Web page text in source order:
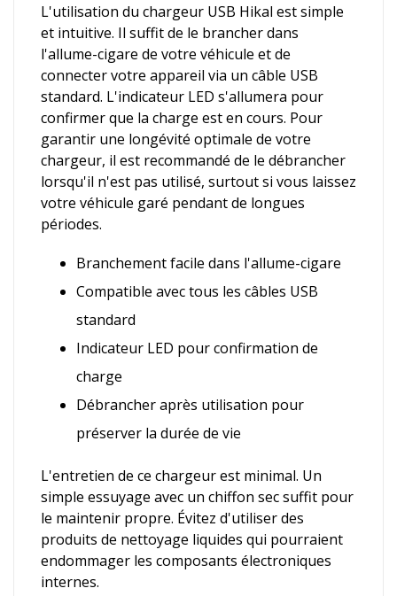
L'utilisation du chargeur USB Hikal est simple
et intuitive. Il suffit de le brancher dans
l'allume-cigare de votre véhicule et de
connecter votre appareil via un câble USB
standard. L'indicateur LED s'allumera pour
confirmer que la charge est en cours. Pour
garantir une longévité optimale de votre
chargeur, il est recommandé de le débrancher
lorsqu'il n'est pas utilisé, surtout si vous laissez
votre véhicule garé pendant de longues
périodes.
Branchement facile dans l'allume-cigare
Compatible avec tous les câbles USB
standard
Indicateur LED pour confirmation de
charge
Débrancher après utilisation pour
préserver la durée de vie
L'entretien de ce chargeur est minimal. Un
simple essuyage avec un chiffon sec suffit pour
le maintenir propre. Évitez d'utiliser des
produits de nettoyage liquides qui pourraient
endommager les composants électroniques
internes.